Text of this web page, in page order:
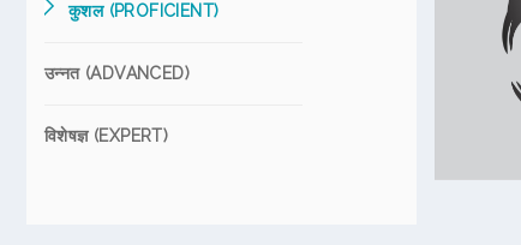
कुशल (PROFICIENT)
उन्नत (ADVANCED)
विशेषज्ञ (EXPERT)